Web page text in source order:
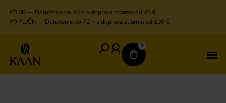
📦 SR — Doručenie do 48 h a doprava zdarma od 45 €
📦 PL/ČR — Doručenie do 72 h a doprava zdarma od 100 €
0